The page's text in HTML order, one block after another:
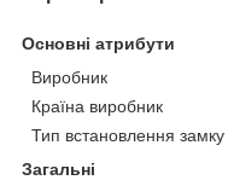
Основні атрибути
Виробник
Країна виробник
Тип встановлення замку
Загальні